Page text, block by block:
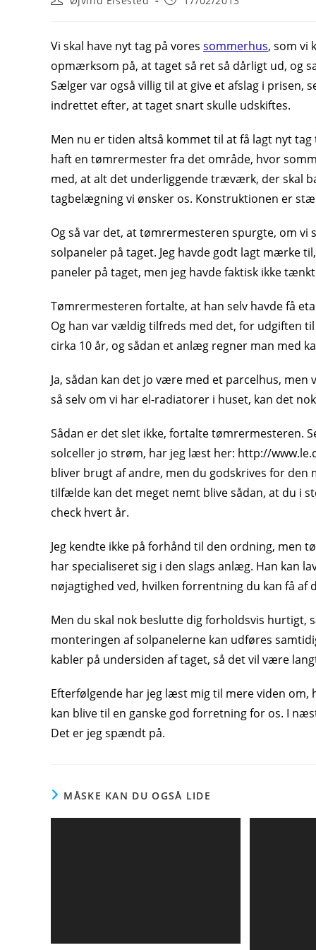
Vi skal have nyt tag på vores sommerhus, som vi
opmærksom på, at taget så ret så dårligt ud, og
Sælger var også villig til at give et afslag i prisen,
indrettet efter, at taget snart skulle udskiftes.
Men nu er tiden altså kommet til at få lagt nyt
haft en tømrermester fra det område, hvor
med, at alt det underliggende træværk, der skal
tagbelægning vi ønsker os. Konstruktionen er
Og så var det, at tømrermesteren spurgte, om
solpaneler på taget. Jeg havde godt lagt mærke
paneler på taget, men jeg havde faktisk ikke
Tømrermesteren fortalte, at han selv havde få
Og han var vældig tilfreds med det, for udgiften
cirka 10 år, og sådan et anlæg regner man med
Ja, sådan kan det jo være med et parcelhus,
så selv om vi har el-radiatorer i huset, kan det
Sådan er det slet ikke, fortalte tømrermesteren.
solceller jo strøm, har jeg læst her: http://
bliver brugt af andre, men du godskrives for
tilfælde kan det meget nemt blive sådan, at du i
check hvert år.
Jeg kendte ikke på forhånd til den ordning, men
har specialiseret sig i den slags anlæg. Han kan
nøjagtighed ved, hvilken forrentning du kan få
Men du skal nok beslutte dig forholdsvis hurtigt,
monteringen af solpanelerne kan udføres
kabler på undersiden af taget, så det vil være
Efterfølgende har jeg læst mig til mere viden
kan blive til en ganske god forretning for os. I
Det er jeg spændt på.
MÅSKE KAN DU OGSÅ LIDE